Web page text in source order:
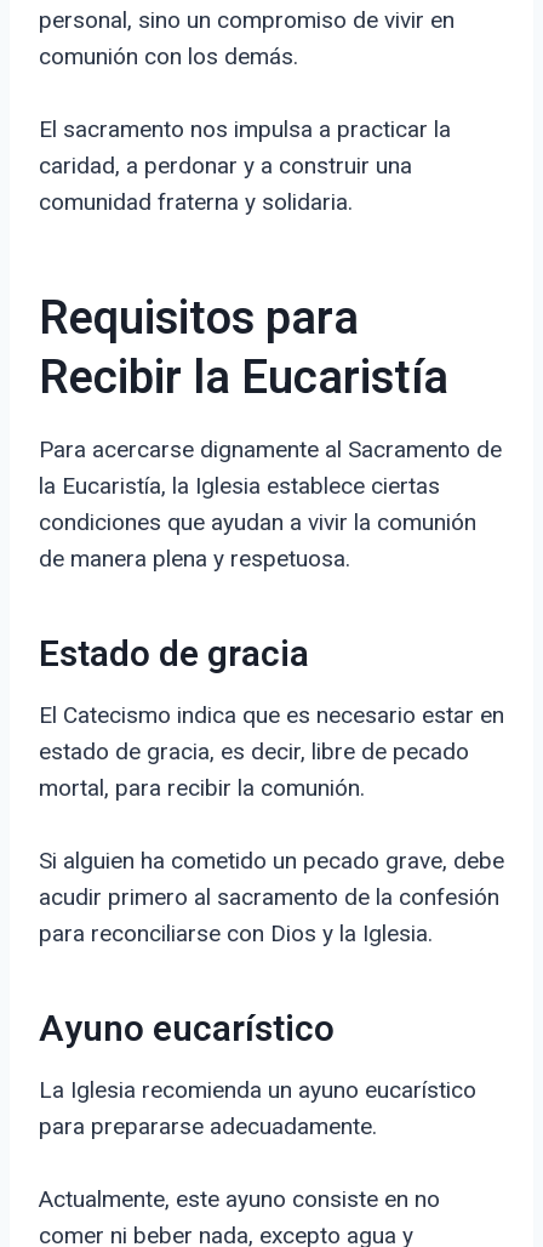
personal, sino un compromiso de vivir en
comunión con los demás.
El sacramento nos impulsa a practicar la
caridad, a perdonar y a construir una
comunidad fraterna y solidaria.
Requisitos para
Recibir la Eucaristía
Para acercarse dignamente al Sacramento de
la Eucaristía, la Iglesia establece ciertas
condiciones que ayudan a vivir la comunión
de manera plena y respetuosa.
Estado de gracia
El Catecismo indica que es necesario estar en
estado de gracia, es decir, libre de pecado
mortal, para recibir la comunión.
Si alguien ha cometido un pecado grave, debe
acudir primero al sacramento de la confesión
para reconciliarse con Dios y la Iglesia.
Ayuno eucarístico
La Iglesia recomienda un ayuno eucarístico
para prepararse adecuadamente.
Actualmente, este ayuno consiste en no
comer ni beber nada, excepto agua y